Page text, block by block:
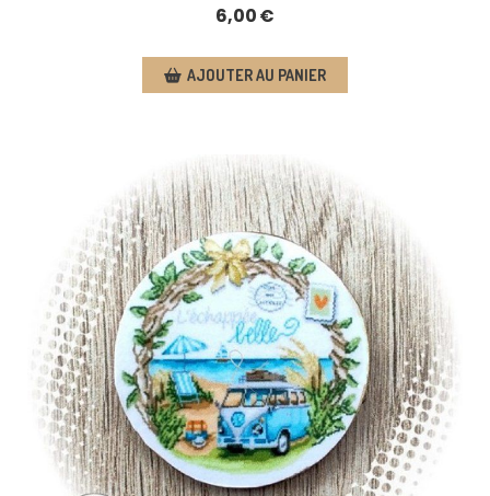
6,00€
AJOUTER AU PANIER